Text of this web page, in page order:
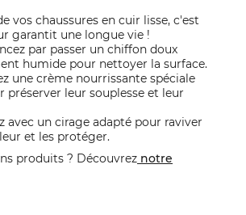
vos chaussures en cuir lisse, c'est
garantit une longue vie !
par passer un chiffon doux
humide pour nettoyer la surface.
une crème nourrissante spéciale
préserver leur souplesse et leur
avec un cirage adapté pour raviver
et les protéger.
produits ? Découvrez notre